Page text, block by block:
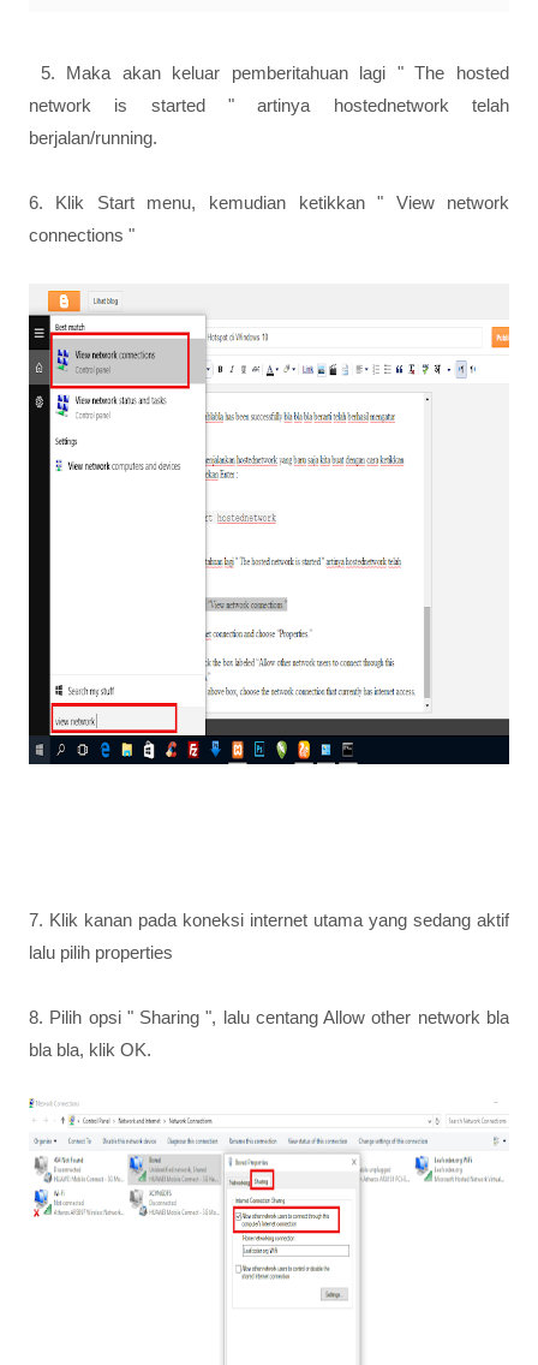
5. Maka akan keluar pemberitahuan lagi " The hosted
network is started " artinya hostednetwork telah
berjalan/running.
6. Klik Start menu, kemudian ketikkan " View network
connections "
7. Klik kanan pada koneksi internet utama yang sedang aktif
lalu pilih properties
8. Pilih opsi " Sharing ", lalu centang Allow other network bla
bla bla, klik OK.